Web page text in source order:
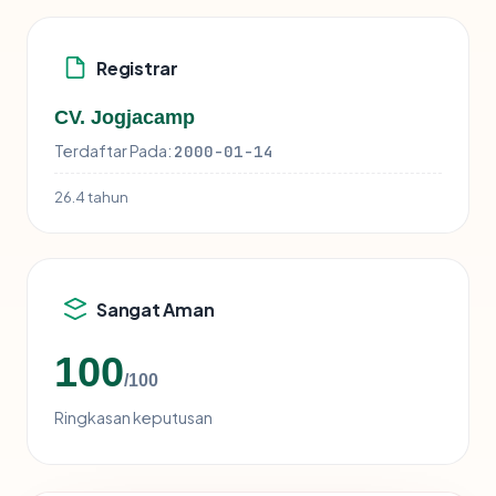
Registrar
CV. Jogjacamp
Terdaftar Pada: 2000-01-14
26.4 tahun
Sangat Aman
100/100
Ringkasan keputusan